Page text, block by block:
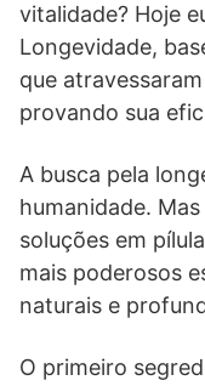
vitalidade? Hoje
Longevidade,
que
provando sua
A busca pela
humanidade.
soluções em
mais poderosos
naturais e
O primeiro